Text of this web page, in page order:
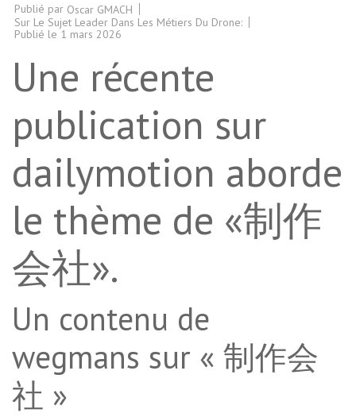
Publié par Oscar GMACH
Sur Le Sujet Leader Dans Les Métiers Du Drone:
Publié le 1 mars 2026
Une récente
publication sur
dailymotion aborde
le thème de «制作
会社».
Un contenu de
wegmans sur « 制作会
社 »